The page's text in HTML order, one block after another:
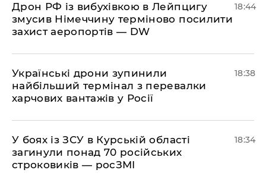
​Дрон РФ із вибухівкою в Лейпцигу
змусив Німеччину терміново посилити
захист аеропортів — DW
18:44
​Українські дрони зупинили
найбільший термінал з перевалки
харчових вантажів у Росії
18:38
​У боях із ЗСУ в Курській області
загинули понад 70 російських
строковиків — росЗМІ
18:34